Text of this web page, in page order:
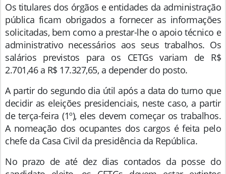
Os titulares dos órgãos e entidades da administração
pública ficam obrigados a fornecer as informações
solicitadas, bem como a prestar-lhe o apoio técnico e
administrativo necessários aos seus trabalhos. Os
salários previstos para os CETGs variam de R$
2.701,46 a R$ 17.327,65, a depender do posto.
A partir do segundo dia útil após a data do turno que
decidir as eleições presidenciais, neste caso, a partir
de terça-feira (1º), eles devem começar os trabalhos.
A nomeação dos ocupantes dos cargos é feita pelo
chefe da Casa Civil da presidência da República.
No prazo de até dez dias contados da posse do